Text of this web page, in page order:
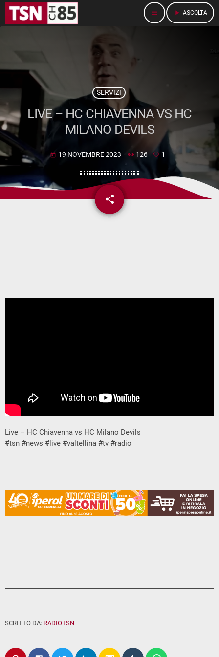
menu play_arrow ASCOLTA
SERVIZI
LIVE – HC CHIAVENNA VS HC
MILANO DEVILS
today 19 NOVEMBRE 2023 126 1
share
email
Live – HC Chiavenna vs HC Milano Devils
#tsn #news #live #valtellina #tv #radio
SCRITTO DA: RADIOTSN